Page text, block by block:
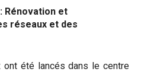
Rénovation et
réseaux et des
ont été lancés dans le centre